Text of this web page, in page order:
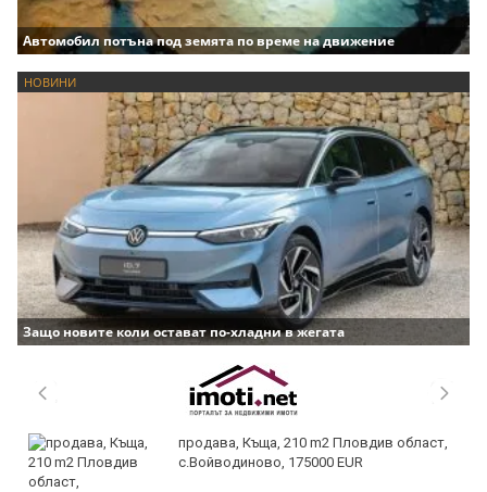
Автомобил потъна под земята по време на движение
НОВИНИ
Защо новите коли остават по-хладни в жегата
продава, Къща, 210 m2 Пловдив област,
с.Войводиново, 175000 EUR